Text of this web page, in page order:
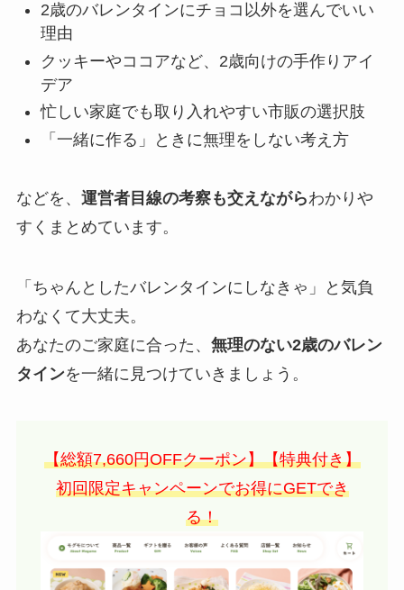
2歳のバレンタインにチョコ以外を選んでいい
理由
クッキーやココアなど、2歳向けの手作りアイ
デア
忙しい家庭でも取り入れやすい市販の選択肢
「一緒に作る」ときに無理をしない考え方
などを、 運営者目線の考察も交えながらわかりや
すくまとめています。
「ちゃんとしたバレンタインにしなきゃ」と気負
わなくて大丈夫。
あなたのご家庭に合った、 無理のない2歳のバレン
タインを一緒に見つけていきましょう。
【総額7,660円OFFクーポン】【特典付き】
初回限定キャンペーンでお得にGETでき
る！